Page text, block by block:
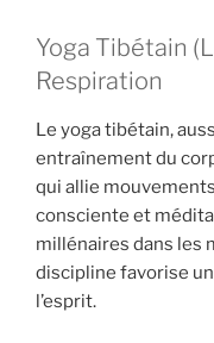
Yoga Tibétain
Respiration
Le yoga tibétain,
entraînement du
qui allie
consciente et
millénaires dans les
discipline favorise
l’esprit.